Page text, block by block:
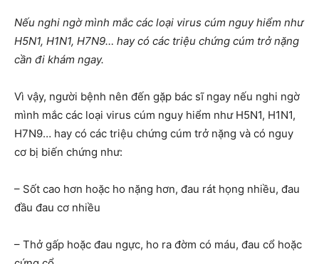
Nếu nghi ngờ mình mắc các loại virus cúm nguy hiểm như
H5N1, H1N1, H7N9… hay có các triệu chứng cúm trở nặng
cần đi khám ngay.
Vì vậy, người bệnh nên đến gặp bác sĩ ngay nếu nghi ngờ
mình mắc các loại virus cúm nguy hiểm như H5N1, H1N1,
H7N9… hay có các triệu chứng cúm trở nặng và có nguy
cơ bị biến chứng như:
– Sốt cao hơn hoặc ho nặng hơn, đau rát họng nhiều, đau
đầu đau cơ nhiều
– Thở gấp hoặc đau ngực, ho ra đờm có máu, đau cổ hoặc